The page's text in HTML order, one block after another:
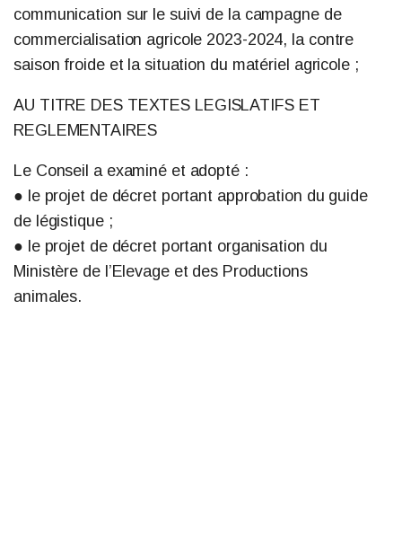
communication sur le suivi de la campagne de
commercialisation agricole 2023-2024, la contre
saison froide et la situation du matériel agricole ;
AU TITRE DES TEXTES LEGISLATIFS ET
REGLEMENTAIRES
Le Conseil a examiné et adopté :
● le projet de décret portant approbation du guide
de légistique ;
● le projet de décret portant organisation du
Ministère de l’Elevage et des Productions
animales.